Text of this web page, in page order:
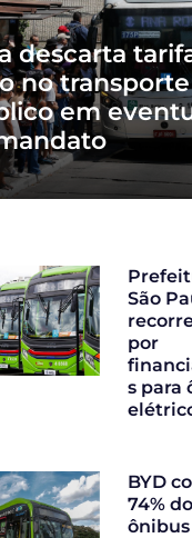
descarta
no transporte
em
São
por
s para
BYD
74%
ônibus